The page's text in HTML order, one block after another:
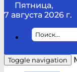
Пятница,
7 августа 2026 г.
Toggle navigation